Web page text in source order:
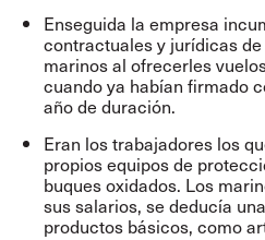
Enseguida la empresa
contractuales y jurídicas
marinos al ofrecerles
cuando ya habían firmado
año de duración.
Eran los trabajadores los
propios equipos de
buques oxidados. Los
sus salarios, se deducía
productos básicos, como